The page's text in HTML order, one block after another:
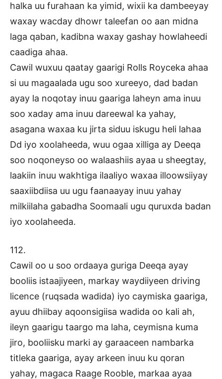
halka uu furahaan ka yimid, wixii ka dambeeyay
waxay wacday dhowr taleefan oo aan midna
laga qaban, kadibna waxay gashay howlaheedi
caadiga ahaa.
Cawil wuxuu qaatay gaarigi Rolls Royceka ahaa
si uu magaalada ugu soo xureeyo, dad badan
ayay la noqotay inuu gaariga laheyn ama inuu
soo xaday ama inuu dareewal ka yahay,
asagana waxaa ku jirta siduu iskugu heli lahaa
Dd iyo xoolaheeda, wuu ogaa xilliga ay Deeqa
soo noqoneyso oo walaashiis ayaa u sheegtay,
laakiin inuu wakhtiga ilaaliyo waxaa illoowsiiyay
saaxiibdiisa uu ugu faanaayay inuu yahay
milkiilaha gabadha Soomaali ugu quruxda badan
iyo xoolaheeda.
112.
Cawil oo u soo ordaaya guriga Deeqa ayay
booliis istaajiyeen, markay waydiiyeen driving
licence (ruqsada wadida) iyo caymiska gaariga,
ayuu dhiibay aqoonsigiisa wadida oo kali ah,
ileyn gaarigu taargo ma laha, ceymisna kuma
jiro, booliisku marki ay garaaceen nambarka
titleka gaariga, ayay arkeen inuu ku qoran
yahay, magaca Raage Rooble, markaa ayaa